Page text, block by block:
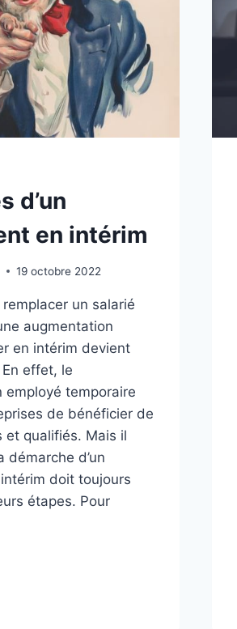
d’un
en intérim
19 octobre 2022
un salarié
augmentation
en intérim devient
effet, le
employé temporaire
de bénéficier de
et qualifiés. Mais il
démarche d’un
doit toujours
étapes. Pour